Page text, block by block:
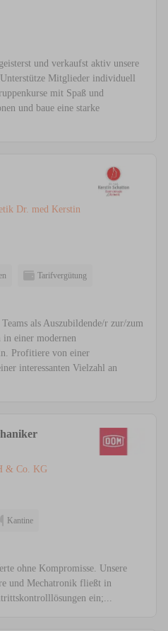
und verkaufst aktiv unsere
Mitglieder individuell
mit Spaß und
und baue eine starke
Dr. med Kerstin
Tarifvergütung
als Auszubildende/r zur/zum
in einer modernen
Profitiere von einer
interessanten Vielzahl an
& Co. KG
Kantine
ohne Kompromisse. Unsere
und Mechatronik fließt in
ein;...